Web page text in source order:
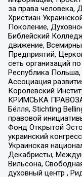
за права человека,
Христиан
Поколение,
Библейский
движение,
Предприятий,
сеть организаций
Республика
Ассоциация
Королевский
КРИМСЬКА
Бёлля, Stichting
правовой
Фонд Открытой
украинский
Украинская
Декабристы,
Вильсона,
духовный центр ,